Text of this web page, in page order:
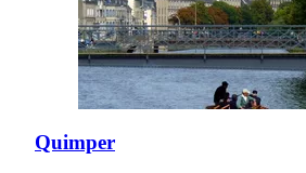
Quimper